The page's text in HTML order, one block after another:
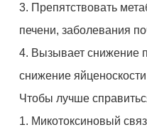
3. Препятствовать
печени, заболевания
4. Вызывает снижение
снижение
Чтобы лучше
1. Микотоксиновый